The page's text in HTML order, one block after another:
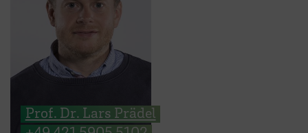
Prof. Dr. Lars Prädel